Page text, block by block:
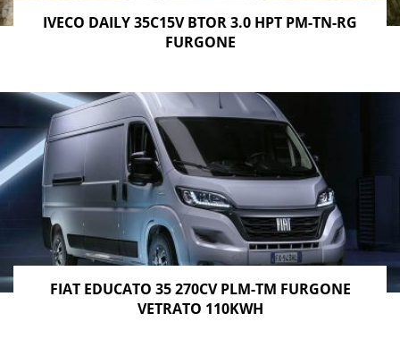
IVECO DAILY 35C15V BTOR 3.0 HPT PM-TN-RG
FURGONE
FIAT EDUCATO 35 270CV PLM-TM FURGONE
VETRATO 110KWH